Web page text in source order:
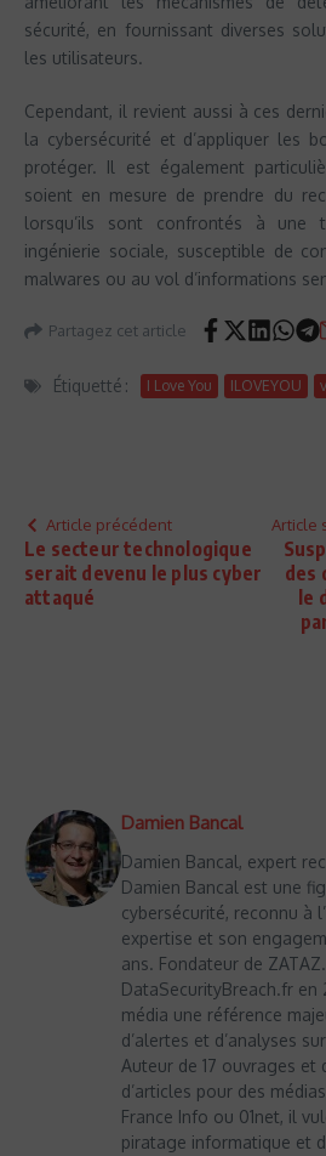
sécurité, en fournissant diverses
les utilisateurs.
Cependant, il revient aussi à ces
la cybersécurité et d’appliquer les
protéger. Il est également
soient en mesure de prendre du
lorsqu’ils sont confrontés à une
ingénierie sociale, susceptible de
malwares ou au vol d’informations
Partagez cet article
Étiquetté : I Love You ILOVEYOU
Article précédent
Le secteur technologique
serait devenu le plus cyber
attaqué
Article
des
le
Damien Bancal
Damien Bancal, expert
Damien Bancal est une
cybersécurité, reconnu à
expertise et son
ans. Fondateur de
DataSecurityBreach.fr en
média une référence
d’alertes et d’analyses
Auteur de 17 ouvrages et
d’articles pour des
France Info ou 01net, il
piratage informatique et